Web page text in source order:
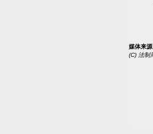
媒体来
(C) 法制